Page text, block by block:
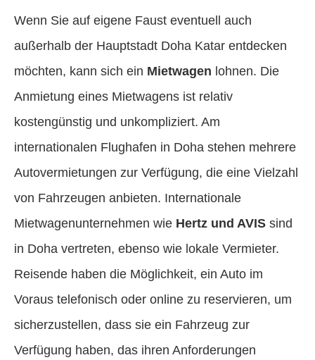
Wenn Sie auf eigene Faust eventuell auch
außerhalb der Hauptstadt Doha Katar entdecken
möchten, kann sich ein Mietwagen lohnen. Die
Anmietung eines Mietwagens ist relativ
kostengünstig und unkompliziert. Am
internationalen Flughafen in Doha stehen mehrere
Autovermietungen zur Verfügung, die eine Vielzahl
von Fahrzeugen anbieten. Internationale
Mietwagenunternehmen wie Hertz und AVIS sind
in Doha vertreten, ebenso wie lokale Vermieter.
Reisende haben die Möglichkeit, ein Auto im
Voraus telefonisch oder online zu reservieren, um
sicherzustellen, dass sie ein Fahrzeug zur
Verfügung haben, das ihren Anforderungen